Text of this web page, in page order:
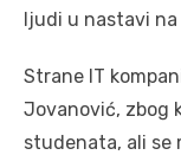
ljudi u nastavi
Strane IT
Jovanović, zbog
studenata, ali se